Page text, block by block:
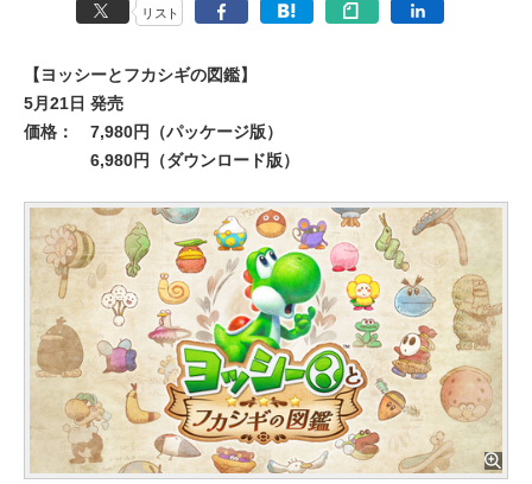
リスト
【ヨッシーとフカシギの図鑑】
5月21日 発売
価格：
7,980円（パッケージ版）
6,980円（ダウンロード版）